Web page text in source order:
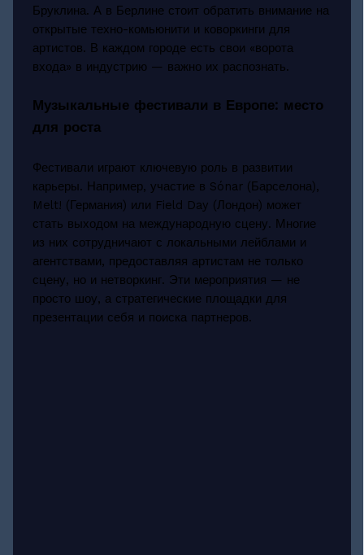
Бруклина. А в Берлине стоит обратить внимание на
открытые техно-комьюнити и коворкинги для
артистов. В каждом городе есть свои «ворота
входа» в индустрию — важно их распознать.
Музыкальные фестивали в Европе: место
для роста
Фестивали играют ключевую роль в развитии
карьеры. Например, участие в Sónar (Барселона),
Melt! (Германия) или Field Day (Лондон) может
стать выходом на международную сцену. Многие
из них сотрудничают с локальными лейблами и
агентствами, предоставляя артистам не только
сцену, но и нетворкинг. Эти мероприятия — не
просто шоу, а стратегические площадки для
презентации себя и поиска партнеров.